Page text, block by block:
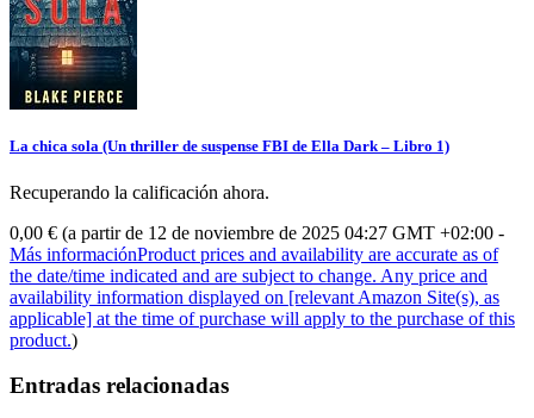
La chica sola (Un thriller de suspense FBI de Ella Dark – Libro 1)
Recuperando la calificación ahora.
0,00 € (a partir de 12 de noviembre de 2025 04:27 GMT +02:00 -
Más informaciónProduct prices and availability are accurate as of
the date/time indicated and are subject to change. Any price and
availability information displayed on [relevant Amazon Site(s), as
applicable] at the time of purchase will apply to the purchase of this
product.)
Entradas relacionadas